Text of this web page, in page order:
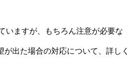
いますが、もちろん注意が必要な
出た場合の対応について、詳しく